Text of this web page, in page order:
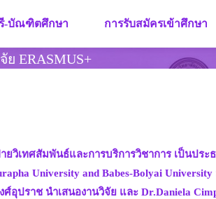
-บัณฑิตศึกษา การรับสมัครเข้าศึกษา
ERASMUS+
วิเทศสัมพันธ์และการบริการวิชาการ เป็นปร
University and Babes-Bolyai
ราช นำเสนองานวิจัย และ Dr.Daniela